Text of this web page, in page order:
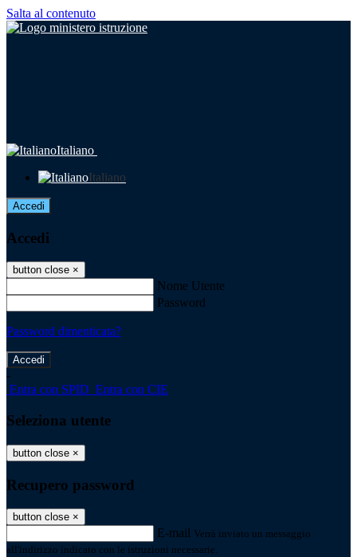
Salta al contenuto
Italiano
Italiano
Accedi
Accedi
button close ×
Nome Utente
Password
Password dimenticata?
-
Entra con SPID Entra con CIE
Seleziona utente
button close ×
Recupero password
button close ×
E-mail Verrà inviato un messaggio
all'indirizzo indicato con le istruzioni necessarie.